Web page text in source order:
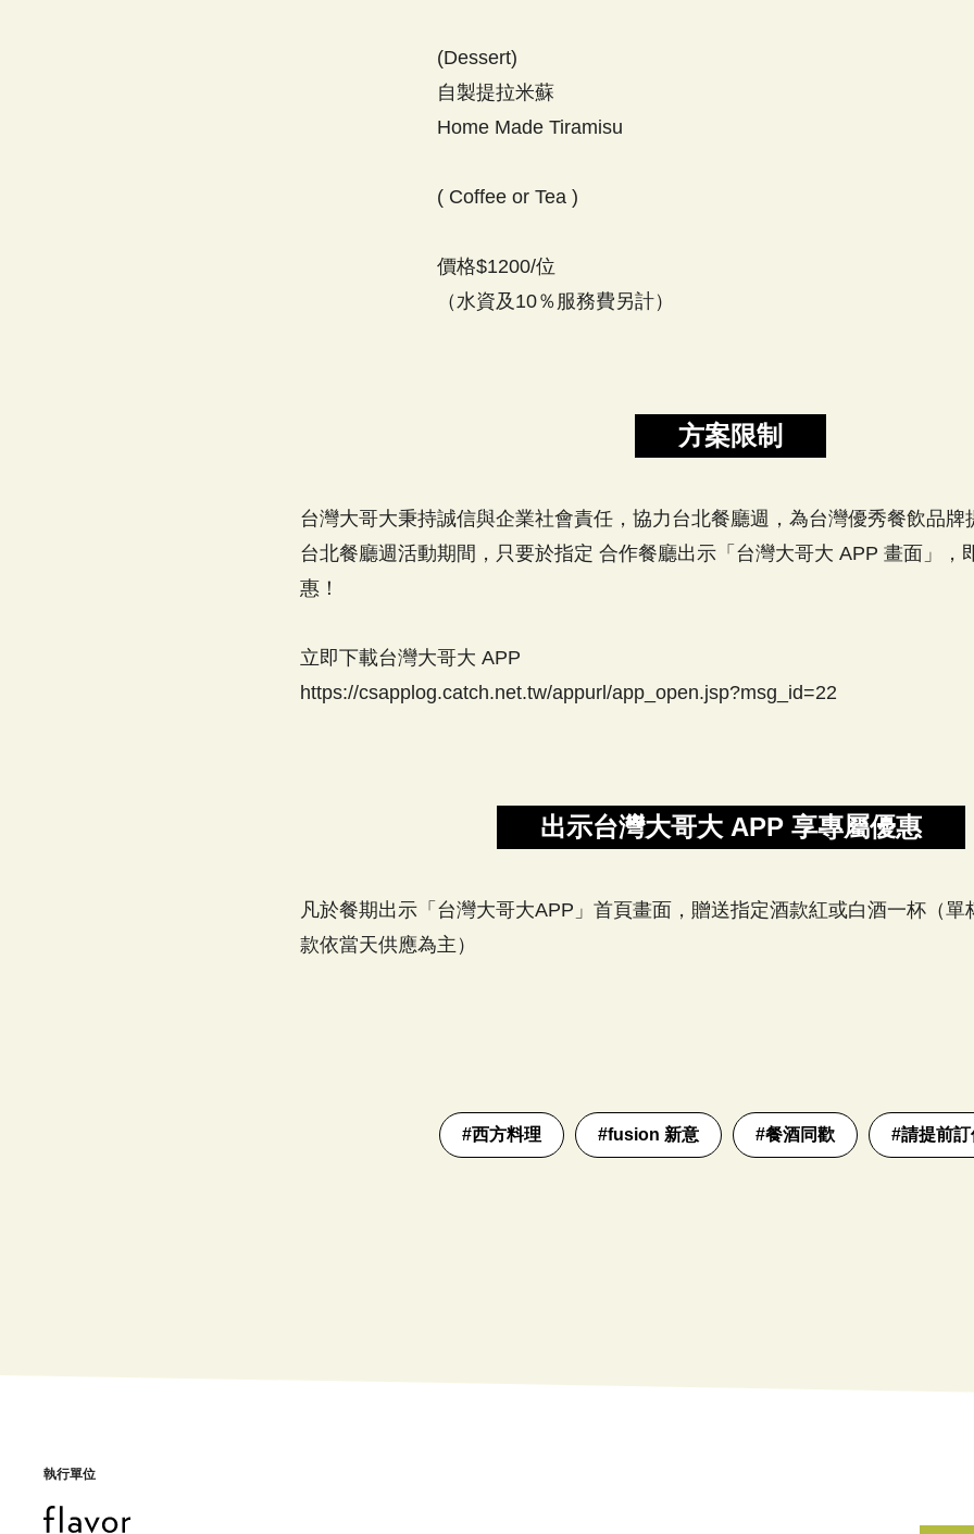
(Dessert)
自製提拉米蘇
Home Made Tiramisu
( Coffee or Tea )
價格$1200/位
（水資及10％服務費另計）
方案限制
台灣大哥大秉持誠信與企業社會責任，協力台北餐廳週，為台灣優秀餐飲品牌
台北餐廳週活動期間，只要於指定 合作餐廳出示「台灣大哥大 APP 畫面」，
惠！
立即下載台灣大哥大 APP
https://csapplog.catch.net.tw/appurl/app_open.jsp?msg_id=22
出示台灣大哥大 APP 享專屬優惠
凡於餐期出示「台灣大哥大APP」首頁畫面，贈送指定酒款紅或白酒一杯（單
款依當天供應為主）
#西方料理 #fusion 新意 #餐酒同歡 #請提前訂
執行單位